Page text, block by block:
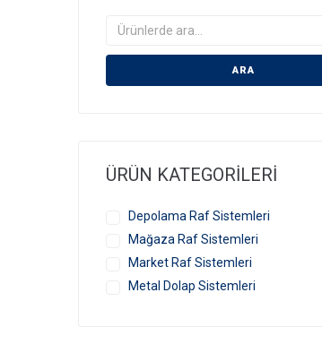
ARA
ÜRÜN KATEGORILERI
Depolama Raf Sistemleri
Mağaza Raf Sistemleri
Market Raf Sistemleri
Metal Dolap Sistemleri